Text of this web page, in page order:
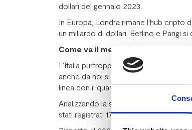
dollari del gennaio 2023.
In Europa, Londra rimane l'hub cripto
un miliardo di dollari. Berlino e Parigi
Come va il mercato italiano del
L’Italia purtroppo non è neppure
anche da noi si cominciano a vedere
linea con il quarto trimestre 2022, sia
Analizzando la segmentazione per
stati registrati 17 round Pre-seed, di